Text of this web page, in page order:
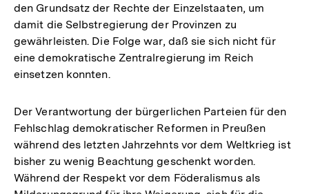
der
den Grundsatz der Rechte der Einzelstaaten, um
damit die Selbstregierung der Provinzen zu
gewährleisten. Die Folge war, daß sie sich nicht für
eine demokratische Zentralregierung im Reich
einsetzen konnten.
Der Verantwortung der bürgerlichen Parteien für den
Fehlschlag demokratischer Reformen in Preußen
während des letzten Jahrzehnts vor dem Weltkrieg ist
bisher zu wenig Beachtung geschenkt worden.
Während der Respekt vor dem Föderalismus als